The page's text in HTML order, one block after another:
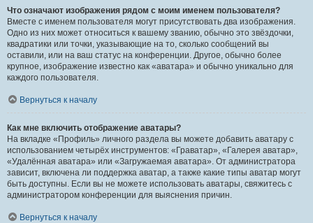
Что означают изображения рядом с моим именем пользователя?
Вместе с именем пользователя могут присутствовать два изображения.
Одно из них может относиться к вашему званию, обычно это звёздочки,
квадратики или точки, указывающие на то, сколько сообщений вы
оставили, или на ваш статус на конференции. Другое, обычно более
крупное, изображение известно как «аватара» и обычно уникально для
каждого пользователя.
Вернуться к началу
Как мне включить отображение аватары?
На вкладке «Профиль» личного раздела вы можете добавить аватару с
использованием четырёх инструментов: «Граватар», «Галерея аватар»,
«Удалённая аватара» или «Загружаемая аватара». От администратора
зависит, включена ли поддержка аватар, а также какие типы аватар могут
быть доступны. Если вы не можете использовать аватары, свяжитесь с
администратором конференции для выяснения причин.
Вернуться к началу